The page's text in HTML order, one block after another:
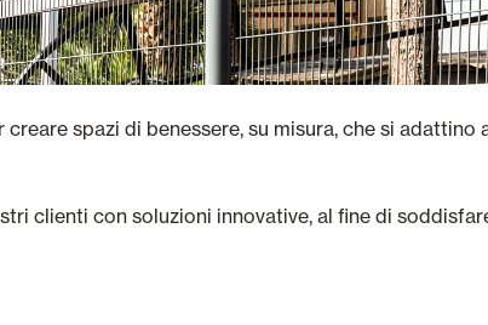
spazi di benessere, su misura, che si adattino
clienti con soluzioni innovative, al fine di